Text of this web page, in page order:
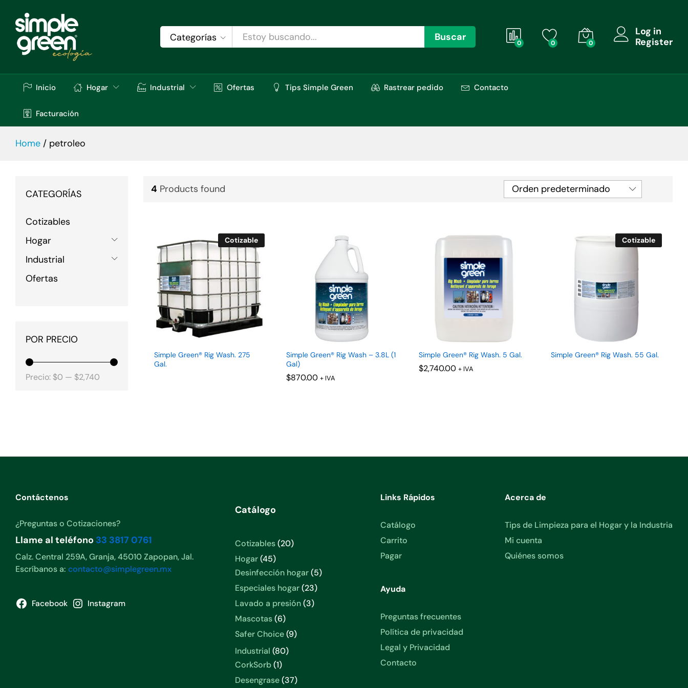
Categorías Buscar 0 0 0
Log in
Register
Inicio Hogar Industrial Ofertas Tips Simple Green Rastrear pedido Contacto
Facturación
Home / petroleo
4 Products found Orden predeterminado
Cotizable
Simple Green® Rig Wash. 275
Gal.
Simple Green® Rig Wash – 3.8L (1
Gal)
$870.00 + IVA
$870.00
Simple Green® Rig Wash. 5 Gal.
$2,740.00 + IVA
$2,740.00
Cotizable
Simple Green® Rig Wash. 55 Gal.
CATEGORÍAS
Cotizables
Hogar
Industrial
Ofertas
POR PRECIO
Precio: $0 — $2,740
Contáctenos
¿Preguntas o Cotizaciones?
Llame al teléfono 33 3817 0761
Calz. Central 259A, Granja, 45010 Zapopan, Jal.
Escríbanos a: contacto@simplegreen.mx
Facebook Instagram
Catálogo
Cotizables 2020
Hogar 4545
productos
Desinfección hogar 55
Especiales hogar 2323
productos
Lavado a presión 33
Mascotas 66
productos
Safer Choice 99
Industrial 8080
CorkSorb 11
producto
Desengrase 3737
Links Rápidos
Catálogo
Carrito
Pagar
Ayuda
Preguntas frecuentes
Política de privacidad
Legal y Privacidad
Contacto
Acerca de
Tips de Limpieza para el Hogar y la Industria
Mi cuenta
Quiénes somos